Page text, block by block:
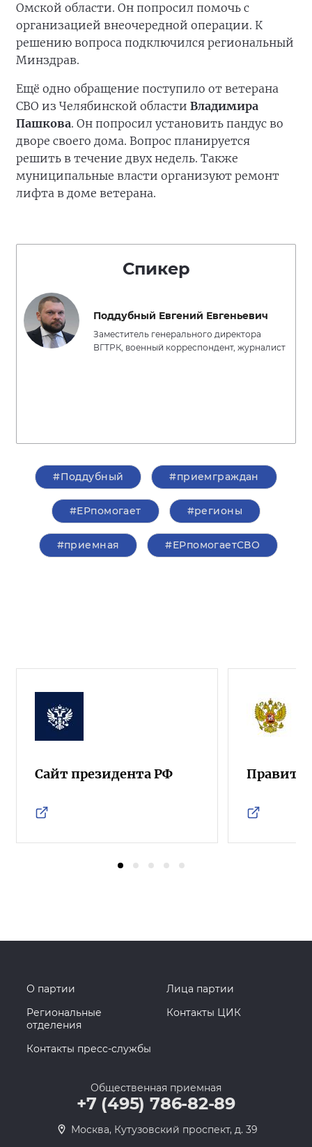
Омской области. Он попросил помочь с
организацией внеочередной операции. К
решению вопроса подключился региональный
Минздрав.
Ещё одно обращение поступило от ветерана
СВО из Челябинской области Владимира
Пашкова. Он попросил установить пандус во
дворе своего дома. Вопрос планируется
решить в течение двух недель. Также
муниципальные власти организуют ремонт
лифта в доме ветерана.
Спикер
Поддубный Евгений Евгеньевич
Заместитель генерального директора
ВГТРК, военный корреспондент, журналист
#Поддубный #приемграждан
#ЕРпомогает #регионы
#приемная #ЕРпомогаетСВО
Сайт президента РФ
О партии
Лица партии
Региональные
отделения
Контакты ЦИК
Контакты пресс-службы
Общественная приемная
+7 (495) 786-82-89
Москва, Кутузовский проспект, д. 39